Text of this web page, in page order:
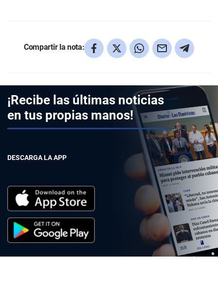
Compartir la nota:
¡Recibe las últimas noticias
en tus propias manos!
DESCARGA LA APP